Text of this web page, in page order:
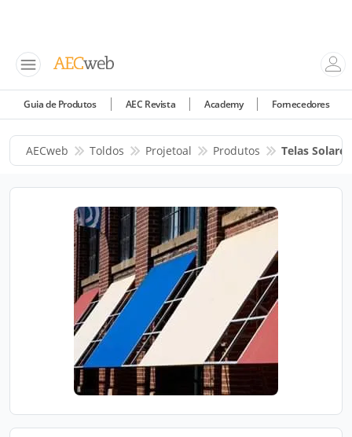
Guia de Produtos AEC Revista Academy Fornecedores
AECweb Toldos Projetoal Produtos Telas Solare